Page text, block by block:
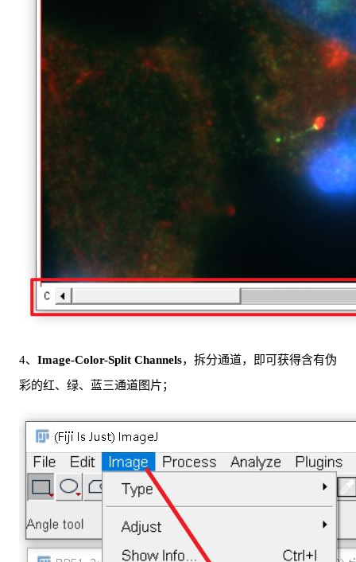
4、 Image-Color-Split Channels，拆分通道，即可获得含有伪
彩的红、绿、蓝三通道图片；